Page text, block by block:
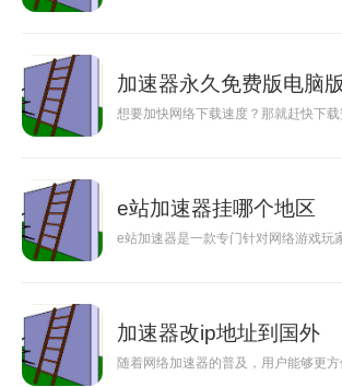
加速器永久免费版电脑
想要加快网络下载速度？那就赶快下
e站加速器挂哪个地区
e站加速器是一款专门针对网络游戏玩
加速器改ip地址到国外
随着网络加速器的普及，用户能够更